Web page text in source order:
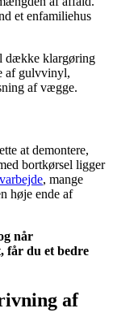
et enfamiliehus
dække klargøring
af gulvvinyl,
af vægge.
at demontere,
bortkørsel ligger
, mange
høje ende af
når
får du et bedre
af